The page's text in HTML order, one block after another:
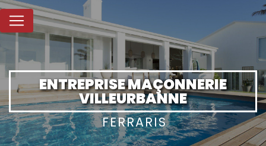
ENTREPRISE MAÇONNERIE
VILLEURBANNE
FERRARIS
Panneau de gestion des cookies